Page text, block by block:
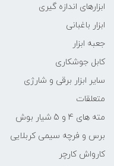
ابزارهای اندازه گیری
ابزار باغبانی
جعبه ابزار
کابل جوشکاری
سایر ابزار برقی و شارژی
متعلقات
مته های 4 و 5 شیار بوش
برس و فرچه سیمی کربلایی
کارواش کارچر